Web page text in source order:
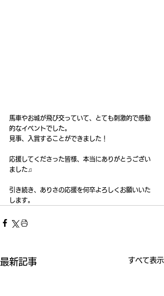
馬車やお城が飛び交っていて、とても刺激的で感動
的なイベントでした。
見事、入賞することができました！
応援してくださった皆様、本当にありがとうござい
ました♫
引き続き、ありさの応援を何卒よろしくお願いいた
します。
最新記事 すべて表示